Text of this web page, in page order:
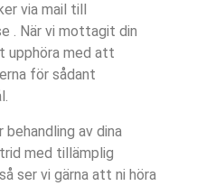
via mail till
. När vi mottagit din
upphöra med att
för sådant
av dina
med tillämplig
ser vi gärna att ni höra